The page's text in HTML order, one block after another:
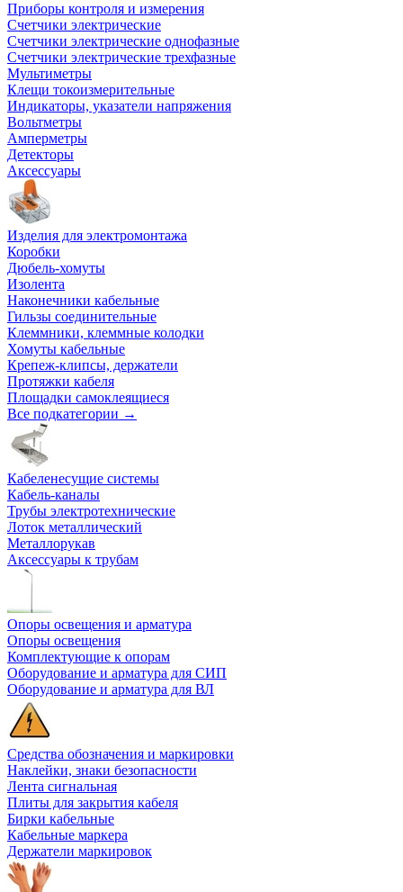
Приборы контроля и измерения
Счетчики электрические
Счетчики электрические однофазные
Счетчики электрические трехфазные
Мультиметры
Клещи токоизмерительные
Индикаторы, указатели напряжения
Вольтметры
Амперметры
Детекторы
Аксессуары
Изделия для электромонтажа
Коробки
Дюбель-хомуты
Изолента
Наконечники кабельные
Гильзы соединительные
Клеммники, клеммные колодки
Хомуты кабельные
Крепеж-клипсы, держатели
Протяжки кабеля
Площадки самоклеящиеся
Все подкатегории →
Кабеленесущие системы
Кабель-каналы
Трубы электротехнические
Лоток металлический
Металлорукав
Аксессуары к трубам
Опоры освещения и арматура
Опоры освещения
Комплектующие к опорам
Оборудование и арматура для СИП
Оборудование и арматура для ВЛ
Средства обозначения и маркировки
Наклейки, знаки безопасности
Лента сигнальная
Плиты для закрытия кабеля
Бирки кабельные
Кабельные маркера
Держатели маркировок